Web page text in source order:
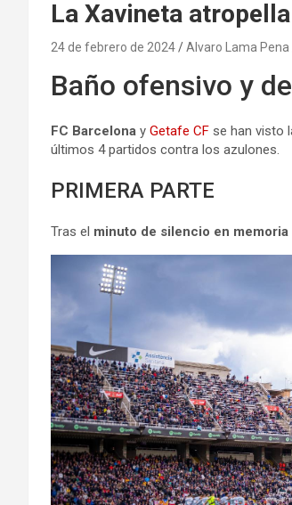
La Xavineta
24 de febrero de 2024 Alvaro Lama Pena
Baño ofensivo y
FC Barcelona y Getafe CF se han visto
últimos 4 partidos contra los azulones.
PRIMERA PARTE
Tras el minuto de silencio en